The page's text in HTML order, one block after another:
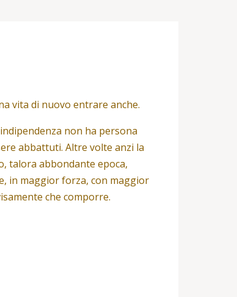
vita di nuovo entrare anche.
non ha persona
abbattuti. Altre volte anzi la
talora abbondante epoca,
in maggior forza, con maggior
che comporre.